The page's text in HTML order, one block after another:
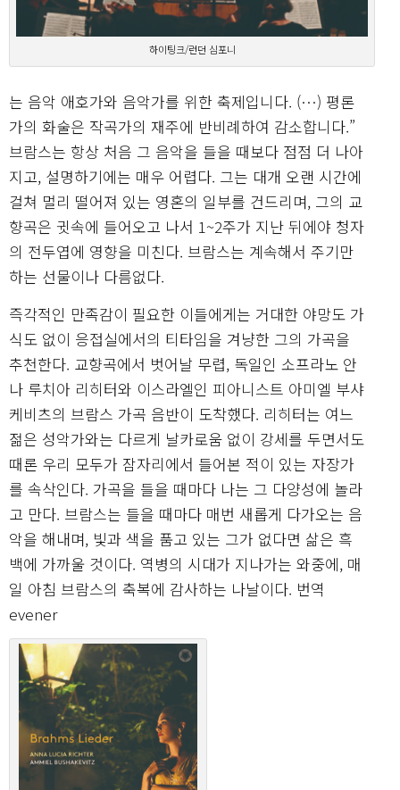
하이팅크/런던 심포니
는 음악 애호가와 음악가를 위한 축제입니다. (…) 평론
가의 화술은 작곡가의 재주에 반비례하여 감소합니다.”
브람스는 항상 처음 그 음악을 들을 때보다 점점 더 나아
지고, 설명하기에는 매우 어렵다. 그는 대개 오랜 시간에
걸쳐 멀리 떨어져 있는 영혼의 일부를 건드리며, 그의 교
향곡은 귓속에 들어오고 나서 1~2주가 지난 뒤에야 청자
의 전두엽에 영향을 미친다. 브람스는 계속해서 주기만
하는 선물이나 다름없다.
즉각적인 만족감이 필요한 이들에게는 거대한 야망도 가
식도 없이 응접실에서의 티타임을 겨냥한 그의 가곡을
추천한다. 교향곡에서 벗어날 무렵, 독일인 소프라노 안
나 루치아 리히터와 이스라엘인 피아니스트 아미엘 부샤
케비츠의 브람스 가곡 음반이 도착했다. 리히터는 여느
젊은 성악가와는 다르게 날카로움 없이 강세를 두면서도
때론 우리 모두가 잠자리에서 들어본 적이 있는 자장가
를 속삭인다. 가곡을 들을 때마다 나는 그 다양성에 놀라
고 만다. 브람스는 들을 때마다 매번 새롭게 다가오는 음
악을 해내며, 빛과 색을 품고 있는 그가 없다면 삶은 흑
백에 가까울 것이다. 역병의 시대가 지나가는 와중에, 매
일 아침 브람스의 축복에 감사하는 나날이다. 번역
evener